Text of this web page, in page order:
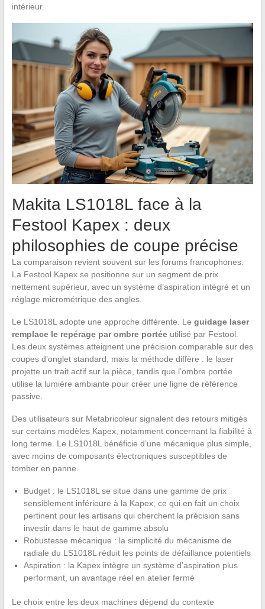
intérieur.
Makita LS1018L face à la
Festool Kapex : deux
philosophies de coupe précise
La comparaison revient souvent sur les forums francophones.
La Festool Kapex se positionne sur un segment de prix
nettement supérieur, avec un système d’aspiration intégré et un
réglage micrométrique des angles.
Le LS1018L adopte une approche différente. Le guidage laser
remplace le repérage par ombre portéeutilisé par Festool.
Les deux systèmes atteignent une précision comparable sur des
coupes d’onglet standard, mais la méthode diffère : le laser
projette un trait actif sur la pièce, tandis que l’ombre portée
utilise la lumière ambiante pour créer une ligne de référence
passive.
Des utilisateurs sur Metabricoleur signalent des retours mitigés
sur certains modèles Kapex, notamment concernant la fiabilité à
long terme. Le LS1018L bénéficie d’une mécanique plus simple,
avec moins de composants électroniques susceptibles de
tomber en panne.
Budget : le LS1018L se situe dans une gamme de prix
sensiblement inférieure à la Kapex, ce qui en fait un choix
pertinent pour les artisans qui cherchent la précision sans
investir dans le haut de gamme absolu
Robustesse mécanique : la simplicité du mécanisme de
radiale du LS1018L réduit les points de défaillance potentiels
Aspiration : la Kapex intègre un système d’aspiration plus
performant, un avantage réel en atelier fermé
Le choix entre les deux machines dépend du contexte